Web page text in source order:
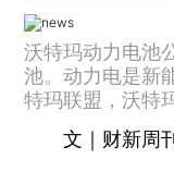
沃特玛动力电池
池。动力电是新
特玛联盟，沃特
文｜财新周